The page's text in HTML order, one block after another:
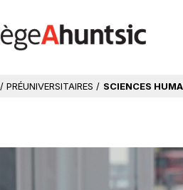
/ PRÉUNIVERSITAIRES / SCIENCES